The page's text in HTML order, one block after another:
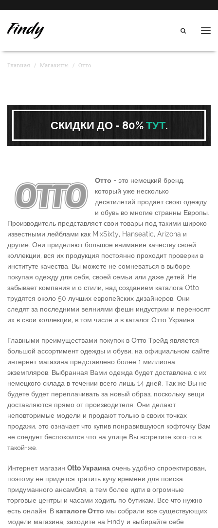
Главная Магазины Отто
СКИДКИ ДО - 80%ТУТ.
Отто - это немецкий бренд,
который уже несколько
десятилетий продает свою одежду
и обувь во многие странны Европы.
Производитель представляет свои товары под такими широко
известными лейблами как MixSixty, Hanseatic, Arizona и
другие. Они приделяют большое внимание качеству своей
коллекции, вся их продукция постоянно проходит проверки в
институте качества. Вы можете не сомневаться в выборе,
покупая одежду для себя, своей семьи или даже детей. Не
забывает компания и о стили, над созданием каталога Otto
трудятся около 50 лучших европейских дизайнеров. Они
следят за последними веяниями фешн индустрии и переносят
их в свои коллекции, в том числе и в каталог Отто Украина.
Главными преимуществами покупок в Отто Трейд является
большой ассортимент одежды и обуви, на официальном сайте
интернет магазина представлено более 1 миллиона
экземпляров. Выбранная Вами одежда будет доставлена с их
немецкого склада в течении всего лишь 14 дней. Так же Вы не
будете будет переплачивать за новый образ, поскольку вещи
доставляются прямо от производителя. Они делают
неповторимые модели и продают только в своих точках
продажи, это означает что купив понравившуюся кофточку Вам
не следует беспокоится что на улице Вы встретите кого-то в
такой-же.
Интернет магазин Otto Украина очень удобно спроектирован,
поэтому не придется тратить кучу времени для поиска
придуманного ансамбля, а тем более идти в огромные
торговые центры и часами ходить по бутикам. Все что нужно
есть онлайн. В каталоге Отто мы собрали все существующих
модели магазина, заходите на Findy и выбирайте себе